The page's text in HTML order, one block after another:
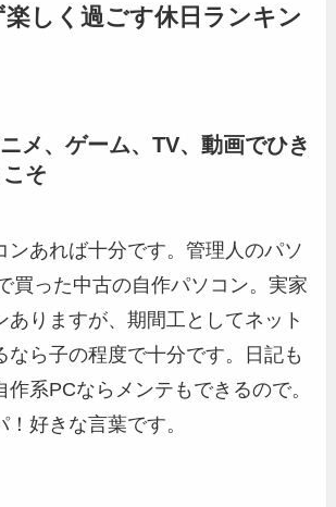
しく過ごす休日ランキン
メ、ゲーム、TV、動画でひき
そ
ンあれば十分です。管理人のパソ
買った中古の自作パソコン。実家
ありますが、期間工としてネット
なら子の程度で十分です。日記も
作系PCならメンテもできるので。
好きな言葉です。